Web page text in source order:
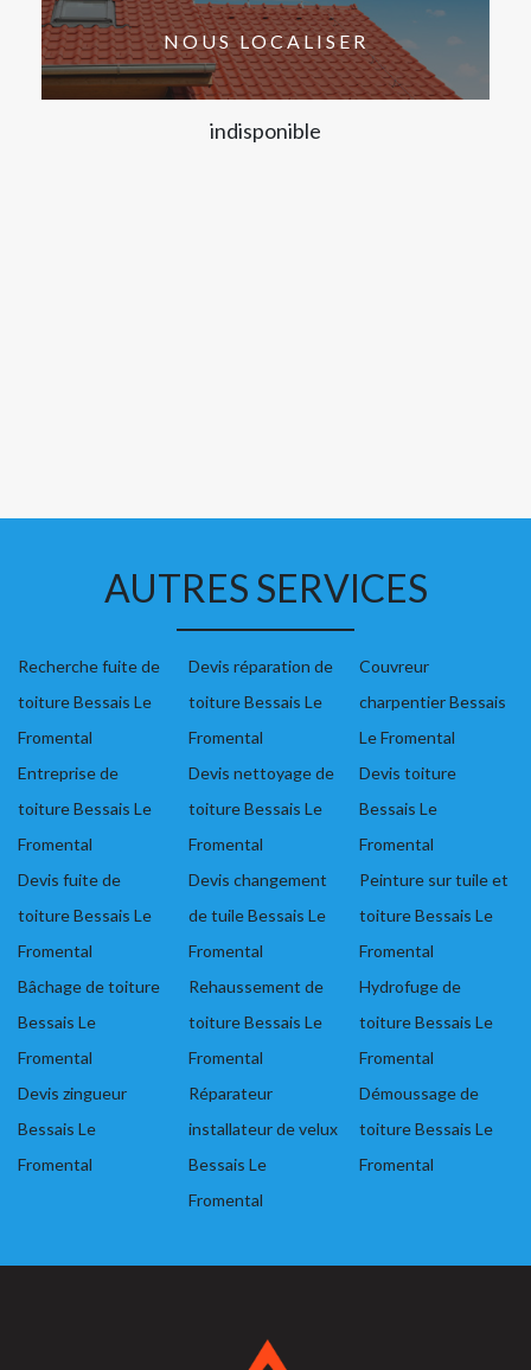
NOUS LOCALISER
indisponible
AUTRES SERVICES
Recherche fuite de
toiture Bessais Le
Fromental
Entreprise de
toiture Bessais Le
Fromental
Devis fuite de
toiture Bessais Le
Fromental
Bâchage de toiture
Bessais Le
Fromental
Devis zingueur
Bessais Le
Fromental
Devis réparation de
toiture Bessais Le
Fromental
Devis nettoyage de
toiture Bessais Le
Fromental
Devis changement
de tuile Bessais Le
Fromental
Rehaussement de
toiture Bessais Le
Fromental
Réparateur
installateur de velux
Bessais Le
Fromental
Couvreur
charpentier Bessais
Le Fromental
Devis toiture
Bessais Le
Fromental
Peinture sur tuile et
toiture Bessais Le
Fromental
Hydrofuge de
toiture Bessais Le
Fromental
Démoussage de
toiture Bessais Le
Fromental